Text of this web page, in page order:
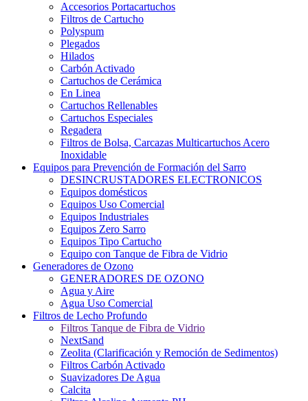
Accesorios Portacartuchos
Filtros de Cartucho
Polyspum
Plegados
Hilados
Carbón Activado
Cartuchos de Cerámica
En Linea
Cartuchos Rellenables
Cartuchos Especiales
Regadera
Filtros de Bolsa, Carcazas Multicartuchos Acero
Inoxidable
Equipos para Prevención de Formación del Sarro
DESINCRUSTADORES ELECTRONICOS
Equipos domésticos
Equipos Uso Comercial
Equipos Industriales
Equipos Zero Sarro
Equipos Tipo Cartucho
Equipo con Tanque de Fibra de Vidrio
Generadores de Ozono
GENERADORES DE OZONO
Agua y Aire
Agua Uso Comercial
Filtros de Lecho Profundo
Filtros Tanque de Fibra de Vidrio
NextSand
Zeolita (Clarificación y Remoción de Sedimentos)
Filtros Carbón Activado
Suavizadores De Agua
Calcita